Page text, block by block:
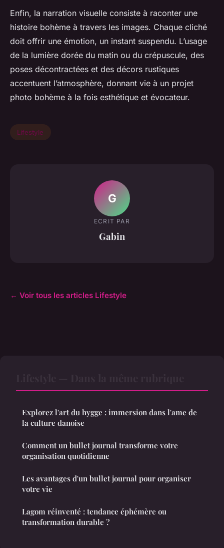
Enfin, la narration visuelle consiste à raconter une
histoire bohème à travers les images. Chaque cliché
doit offrir une émotion, un instant suspendu. L’usage
de la lumière dorée du matin ou du crépuscule, des
poses décontractées et des décors rustiques
accentuent l’atmosphère, donnant vie à un projet
photo bohème à la fois esthétique et évocateur.
Lifestyle
G
ECRIT PAR
Gabin
← Voir tous les articles Lifestyle
Explorez l'art du hygge : immersion dans l'ame de
la culture danoise
Comment un bullet journal transforme votre
organisation quotidienne
Les avantages d'un bullet journal pour organiser
votre vie
Lagom réinventé : tendance éphémère ou
transformation durable ?